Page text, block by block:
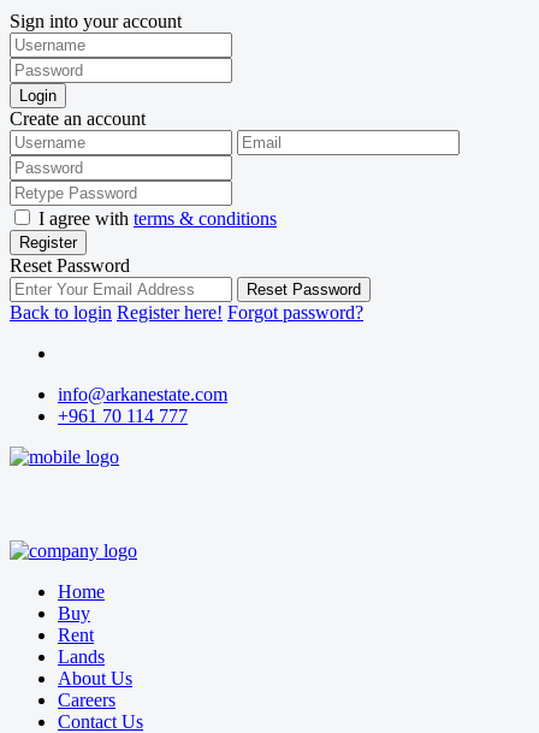
Sign into your account
Login
Create an account
I agree with terms & conditions
Register
Reset Password
Reset Password
Back to login Register here! Forgot password?
info@arkanestate.com
+961 70 114 777
Home
Buy
Rent
Lands
About Us
Careers
Contact Us